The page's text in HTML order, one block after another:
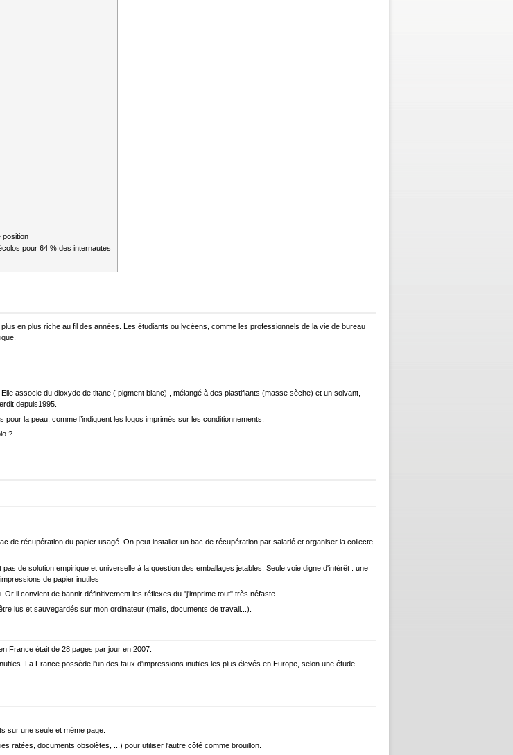
position
pour 64 % des internautes
en plus riche au fil des années. Les étudiants ou lycéens, comme les professionnels de la vie de bureau
associe du dioxyde de titane ( pigment blanc) , mélangé à des plastifiants (masse sèche) et un solvant,
depuis1995.
la peau, comme l’indiquent les logos imprimés sur les conditionnements.
?
de récupération du papier usagé. On peut installer un bac de récupération par salarié et organiser la collecte
de solution empirique et universelle à la question des emballages jetables. Seule voie digne d'intérêt : une
de papier inutiles
il convient de bannir définitivement les réflexes du "j'imprime tout" très néfaste.
lus et sauvegardés sur mon ordinateur (mails, documents de travail...).
France était de 28 pages par jour en 2007.
La France possède l'un des taux d'impressions inutiles les plus élevés en Europe, selon une étude
sur une seule et même page.
ratées, documents obsolètes, ...) pour utiliser l'autre côté comme brouillon.